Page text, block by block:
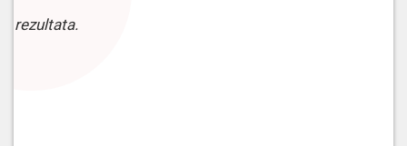
rezultata.